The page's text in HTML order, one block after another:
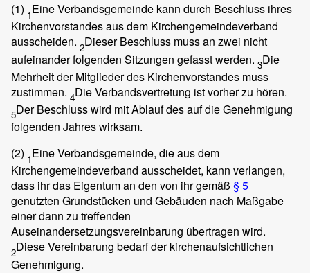
(1) 1Eine Verbandsgemeinde kann durch Beschluss ihres
Kirchenvorstandes aus dem Kirchengemeindeverband
ausscheiden. 2Dieser Beschluss muss an zwei nicht
aufeinander folgenden Sitzungen gefasst werden. 3Die
Mehrheit der Mitglieder des Kirchenvorstandes muss
zustimmen. 4Die Verbandsvertretung ist vorher zu hören.
5Der Beschluss wird mit Ablauf des auf die Genehmigung
folgenden Jahres wirksam.
(2) 1Eine Verbandsgemeinde, die aus dem
Kirchengemeindeverband ausscheidet, kann verlangen,
dass ihr das Eigentum an den von ihr gemäß § 5
genutzten Grundstücken und Gebäuden nach Maßgabe
einer dann zu treffenden
Auseinandersetzungsvereinbarung übertragen wird.
2Diese Vereinbarung bedarf der kirchenaufsichtlichen
Genehmigung.